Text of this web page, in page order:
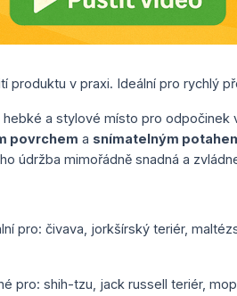
produktu v praxi. Ideální pro rychlý
hebké a stylové místo pro odpočinek
povrchem a snímatelným
údržba mimořádně snadná a
pro: čivava, jorkšírský teriér,
pro: shih-tzu, jack russell teriér,